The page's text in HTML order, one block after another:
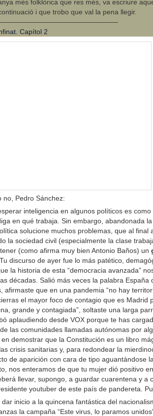
més folklòrica que res més, va escriure
i que trobo que val la pena llegir.
Capítol 2
no, Pedro Sánchez:
inteligencia en algunos políticos es
en qué trabaja. Sin embargo, abandonada
solucione muchos problemas, que al final
la sociedad civil (especialmente la clase
(como afirma muy bien Antonio Baños) un
. Tu discurso de ayer fue lo más patético,
la historia de esta “democracia avanzada”
décadas. Salió más veces la palabra España
afirmaste que en una pandemia “no hay
el mayor foco de contagio que es Madrid
grande y contagiada”, soltaste una larga
aplaudiendo desde VOX porque te has
las comunidades llamadas autónomas por
demostrar que la Constitución es un libro
crisis sanitarias y, para redondear la
de aparición con cara de tipo aguantándose
nos enteramos de que tu mujer dió positivo
llevar, supongo, a guardar cuarentena y a
youtuber de este país de pandereta.
dar inicio a la quincena fantástica del
la campaña “Este virus, lo paramos